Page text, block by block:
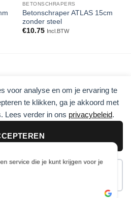
voor analyse en om je ervaring te
te klikken, ga je akkoord met
Lees verder in ons privacybeleid.
BETONSCHRAPERS
Betonschraper ATLAS 15cm
zonder steel
€10.75 Incl.BTW